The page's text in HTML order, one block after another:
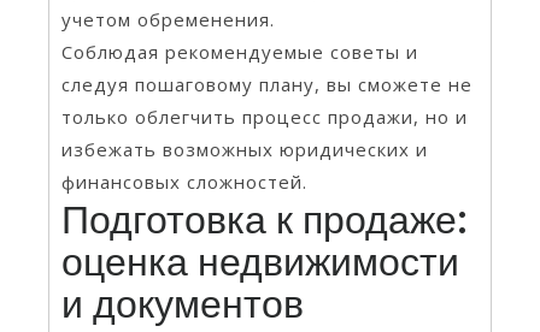
учетом обременения.
Соблюдая рекомендуемые советы и
следуя пошаговому плану, вы сможете не
только облегчить процесс продажи, но и
избежать возможных юридических и
финансовых сложностей.
Подготовка к продаже:
оценка недвижимости
и документов